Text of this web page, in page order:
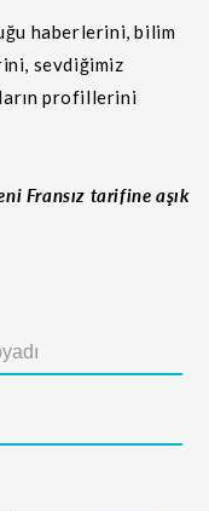
haberlerini, bilim
sevdiğimiz
profillerini
Fransız tarifine aşık